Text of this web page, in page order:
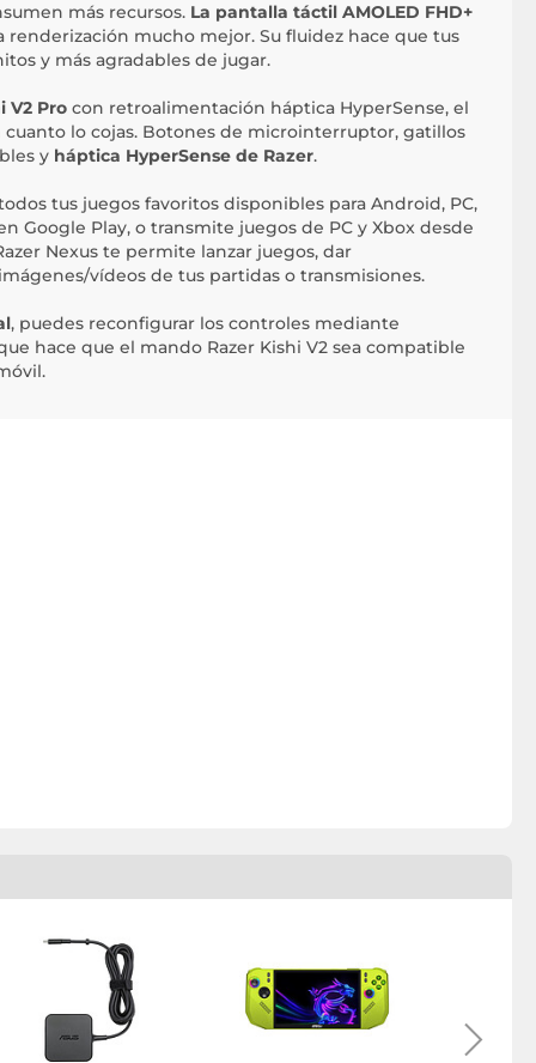
más recursos. La pantalla táctil AMOLED FHD+
renderización mucho mejor. Su fluidez hace que tus
y más agradables de jugar.
V2 Pro con retroalimentación háptica HyperSense, el
cuanto lo cojas. Botones de microinterruptor, gatillos
y háptica HyperSense de Razer.
tus juegos favoritos disponibles para Android, PC,
Google Play, o transmite juegos de PC y Xbox desde
Nexus te permite lanzar juegos, dar
vídeos de tus partidas o transmisiones.
, puedes reconfigurar los controles mediante
hace que el mando Razer Kishi V2 sea compatible